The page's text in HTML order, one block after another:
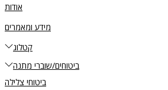
אודות
מידע ומאמרים
קטלוג
ביטוחים/שוברי מתנה
ביטוחי צלילה